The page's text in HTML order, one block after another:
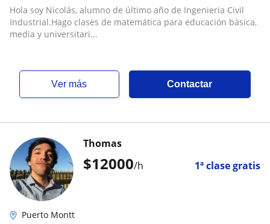
Hola soy Nicolás, alumno de último año de Ingenieria Civil
Industrial.Hago clases de matemática para educación básica,
media y universitari...
ver más Contactar
$12000/h 1ª clase gratis
Thomas
Puerto Montt